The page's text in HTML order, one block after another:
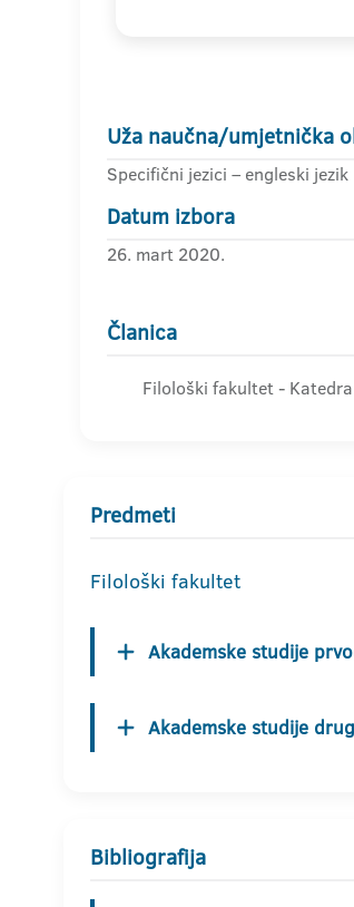
Uža naučna/umjetnička
Specifični jezici – engleski jezik
Datum izbora
26. mart 2020.
Članica
Filološki fakultet -
Predmeti
Filološki fakultet
Akademske studije
Akademske studije
Bibliografija